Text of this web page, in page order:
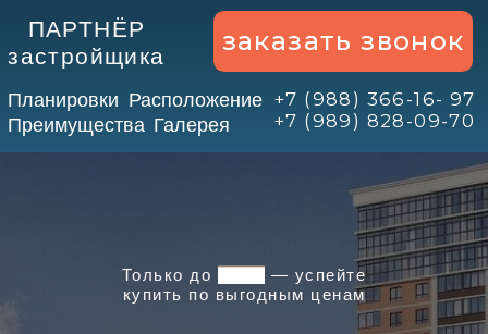
+7 (988) 366-16- 97
Расположение
Планировки
ПАРТНЁР
застройщика
Только до
— успейте
купить по выгодным ценам